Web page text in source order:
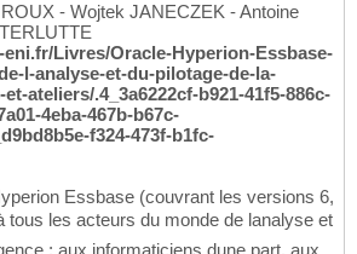
- Wojtek JANECZEK - Antoine
Livres/Oracle-Hyperion-Essbase-
l-analyse-et-du-pilotage-de-la-
ateliers/.4_3a6222cf-b921-41f5-886c-
4eba-467b-b67c-
f324-473f-b1fc-
Essbase (couvrant les versions 6,
tous les acteurs du monde de lanalyse et